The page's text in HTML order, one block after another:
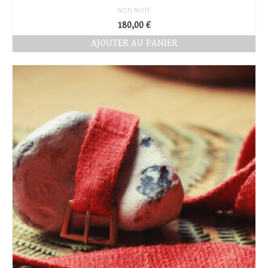
NON NOTÉ
180,00 €
AJOUTER AU PANIER